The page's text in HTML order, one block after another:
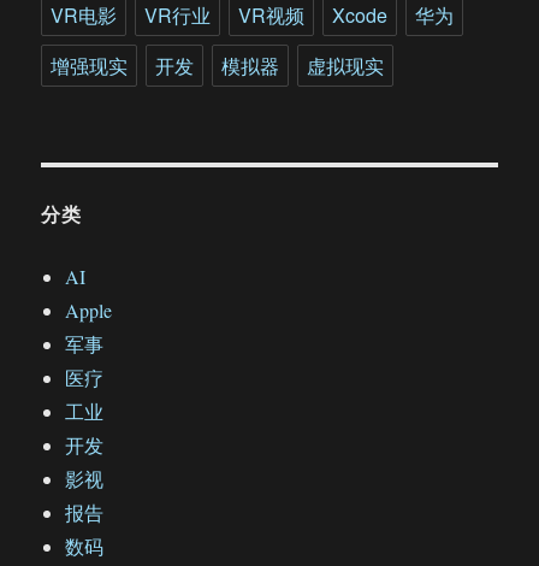
VR电影
VR行业 VR视频 Xcode
华为
增强现实
开发 模拟器 虚拟现实
分类
AI
Apple
军事
医疗
工业
开发
影视
报告
数码